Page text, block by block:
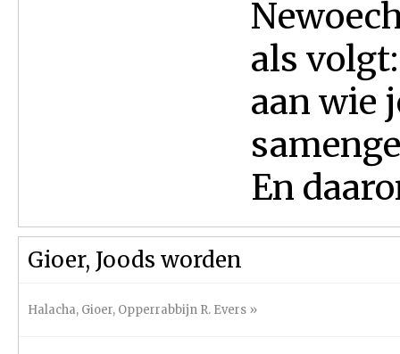
als
aan wie
En
Gioer, Joods worden
Halacha, Gioer, Opperrabbijn R. Evers »